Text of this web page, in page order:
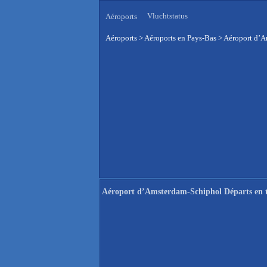
Aéroports Vluchtstatus
Aéroports >Aéroports en Pays-Bas >Aéroport
Aéroport d’Amsterdam-Schiphol Départs en